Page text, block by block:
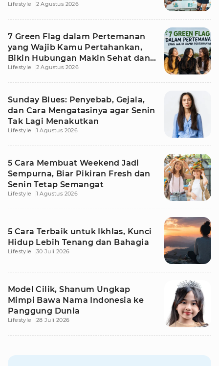
Lifestyle 2 Agustus 2026
7 Green Flag dalam Pertemanan
yang Wajib Kamu Pertahankan,
Bikin Hubungan Makin Sehat dan
Awet
Lifestyle 2 Agustus 2026
Sunday Blues: Penyebab, Gejala,
dan Cara Mengatasinya agar Senin
Tak Lagi Menakutkan
Lifestyle 1 Agustus 2026
5 Cara Membuat Weekend Jadi
Sempurna, Biar Pikiran Fresh dan
Senin Tetap Semangat
Lifestyle 1 Agustus 2026
5 Cara Terbaik untuk Ikhlas, Kunci
Hidup Lebih Tenang dan Bahagia
Lifestyle 30 Juli 2026
Model Cilik, Shanum Ungkap
Mimpi Bawa Nama Indonesia ke
Panggung Dunia
Lifestyle 28 Juli 2026